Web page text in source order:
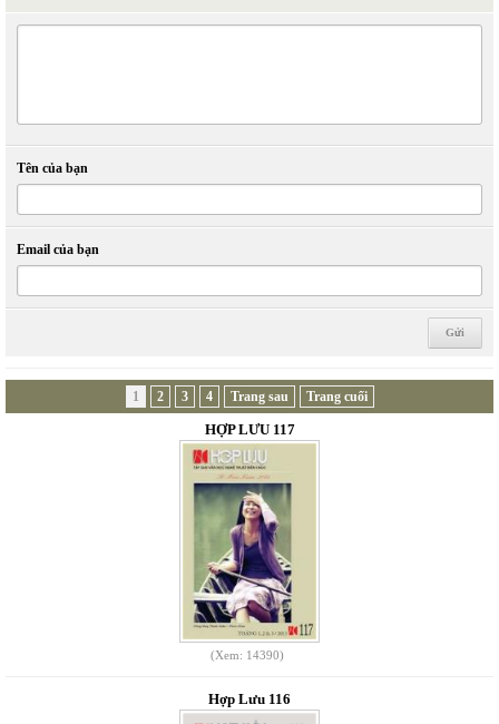
Tên của bạn
Email của bạn
1 2 3 4 Trang sau Trang cuối
HỢP LƯU 117
(Xem: 14390)
Hợp Lưu 116